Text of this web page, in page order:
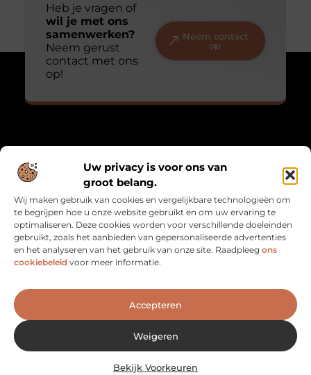
Uw privacy is voor ons van
groot belang.
Wij maken gebruik van cookies en vergelijkbare technologieën om
te begrijpen hoe u onze website gebruikt en om uw ervaring te
optimaliseren. Deze cookies worden voor verschillende doeleinden
gebruikt, zoals het aanbieden van gepersonaliseerde advertenties
en het analyseren van het gebruik van onze site. Raadpleeg ons
cookiebeleid voor meer informatie.
Accepteren
Weigeren
Bekijk Voorkeuren
Heb je vragen of
wil je met ons
samenwerken?
Neem gerust
contact met ons
op!
Neem contact
op
“Waar logica en leven samenkomen.”
Mathmatch.nl combineert inzichten uit de wiskunde met
alledaagse reflecties. Een unieke verzameling blogs voor
denkers, dromers en doeners.
Bericht categorie
Website index Cookiebeleid (EU)